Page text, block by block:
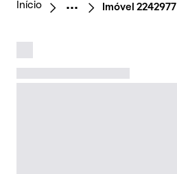
Início Imóvel 2242977